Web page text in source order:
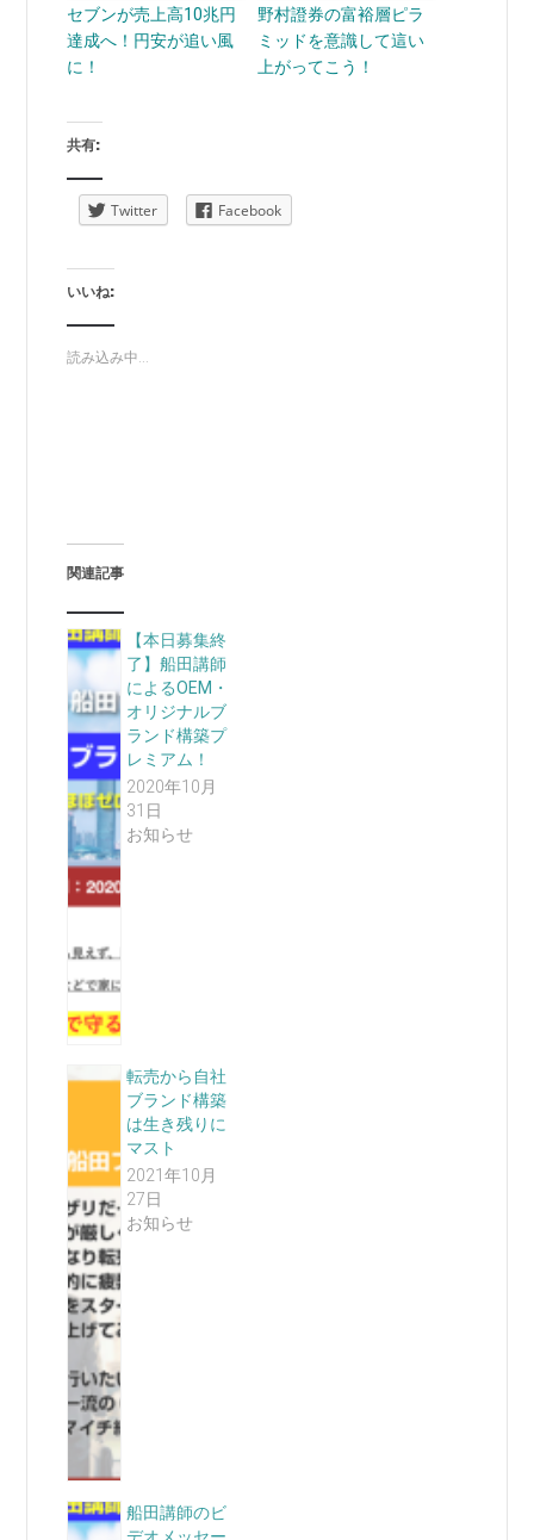
セブンが売上高10兆円
達成へ！円安が追い風
に！
野村證券の富裕層ピラ
ミッドを意識して這い
上がってこう！
共有:
Twitter Facebook
いいね:
読み込み中...
関連記事
【本日募集終
了】船田講師
によるOEM・
オリジナルブ
ランド構築プ
レミアム！
2020年10月
31日
お知らせ
転売から自社
ブランド構築
は生き残りに
マスト
2021年10月
27日
お知らせ
船田講師のビ